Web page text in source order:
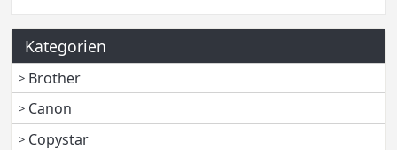
Kategorien
Brother
Canon
Copystar